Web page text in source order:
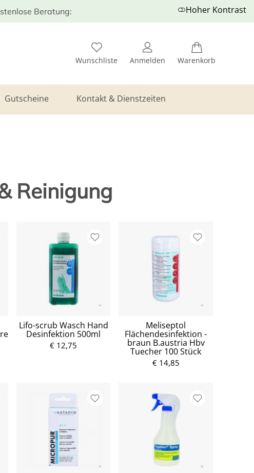
Beratung: Hoher Kontrast
Wunschliste Anmelden Warenkorb
Gutscheine Kontakt & Dienstzeiten
Reinigung
Lifo-scrub Wasch Hand
Desinfektion 500ml
€ 12,75
Meliseptol
Flächendesinfektion -
braun B.austria Hbv
Tuecher 100 Stück
€ 14,85